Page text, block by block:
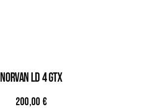
NORVAN LD 4 GTX
200,00 €